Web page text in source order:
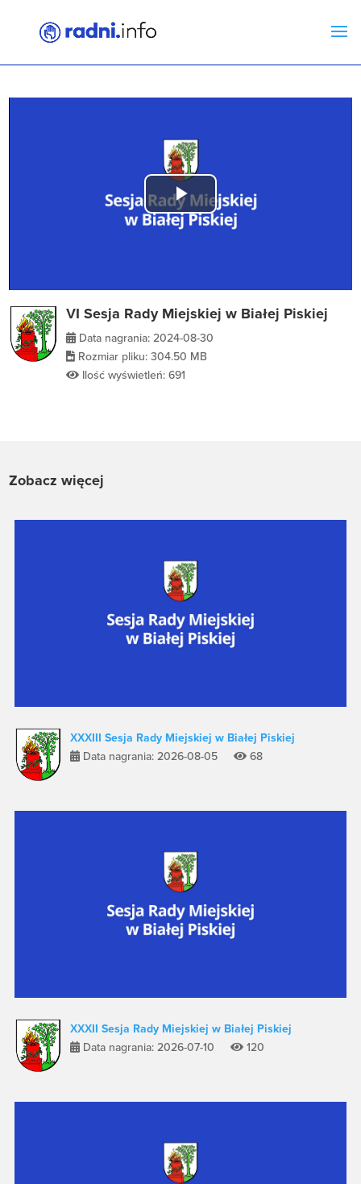
Play
VI Sesja Rady Miejskiej w Białej Piskiej
Data nagrania: 2024-08-30
Rozmiar pliku: 304.50 MB
Ilość wyświetleń: 691
Zobacz więcej
XXXIII Sesja Rady Miejskiej w Białej Piskiej
Data nagrania: 2026-08-05
68
XXXII Sesja Rady Miejskiej w Białej Piskiej
Data nagrania: 2026-07-10
120